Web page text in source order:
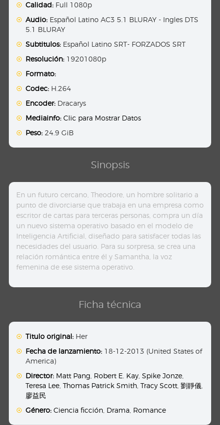
Calidad: Full 1080p
Audio: Español Latino AC3 5.1 BLURAY - Ingles DTS
5.1 BLURAY
Subtitulos: Español Latino SRT- FORZADOS SRT
Resolución: 19201080p
Formato:
Codec: H.264
Encoder: Dracarys
Mediainfo: Clic para Mostrar Datos
Peso: 24.9 GiB
Sinopsis
En un futuro cercano, Theodore, un hombre solitario a
punto de divorciarse que trabaja en una empresa como
escritor de cartas para terceras personas, compra un día
un nuevo sistema operativo basado en el modelo de
Inteligencia Artificial, diseñado para satisfacer todas las
necesidades del usuario. Para su sorpresa, se crea una
relación romántica entre él y Samantha, la voz
femenina de ese sistema operativo.
Ficha técnica
Titulo original: Her
Fecha de lanzamiento: 18-12-2013 (United States of
America)
Director: Matt Pang, Robert E. Kay,Spike Jonze,
Teresa Lee,Thomas Patrick Smith,Tracy Scott,劉靜儀,
廖益民
Género: Ciencia ficción, Drama, Romance